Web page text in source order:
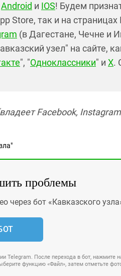
Android и IOS! Будем
Store, так и на
(в Дагестане, Чечне и
узел" на сайте,
", "Одноклассники" и X.
Facebook,
проблемы
через бот «Кавказского
Telegram. После перехода в бот, нажмите
функцию «Файл», затем отметьте